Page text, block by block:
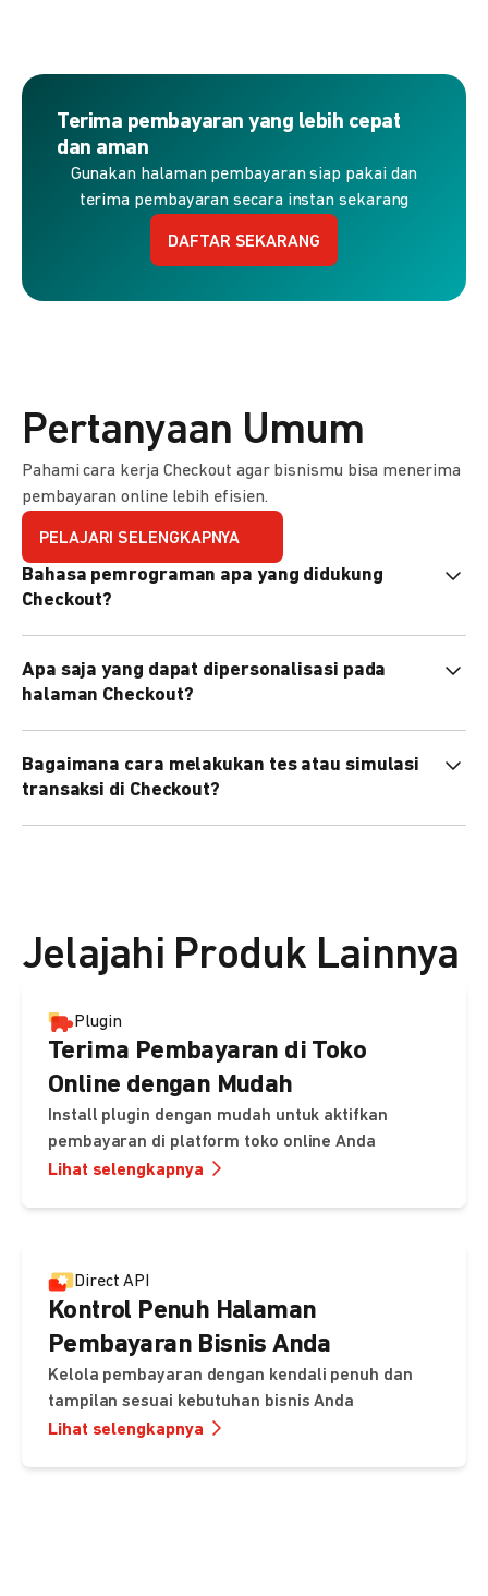
Terima pembayaran yang lebih cepat
dan aman
Gunakan halaman pembayaran siap pakai dan
terima pembayaran secara instan sekarang
DAFTAR SEKARANG
Pertanyaan Umum
Pahami cara kerja Checkout agar bisnismu bisa menerima
pembayaran online lebih efisien.
PELAJARI SELENGKAPNYA
Bahasa pemrograman apa yang didukung
Checkout?
PHP, Node.js, Go, dll).
Apa saja yang dapat dipersonalisasi pada
halaman Checkout?
preferensi bahasa, dan urutan metode pembayaran sesuai
kebutuhan brand Anda.
Bagaimana cara melakukan tes atau simulasi
transaksi di Checkout?
Jelajahi Produk Lainnya
Plugin
Terima Pembayaran di Toko
Online dengan Mudah
Install plugin dengan mudah untuk aktifkan
pembayaran di platform toko online Anda
Lihat selengkapnya
Direct API
Kontrol Penuh Halaman
Pembayaran Bisnis Anda
Kelola pembayaran dengan kendali penuh dan
tampilan sesuai kebutuhan bisnis Anda
Lihat selengkapnya